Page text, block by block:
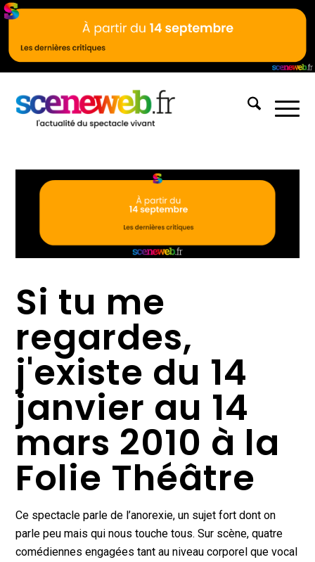
Si tu me
regardes,
j'existe du 14
janvier au 14
mars 2010 à la
Folie Théâtre
Ce spectacle parle de l’anorexie, un sujet fort dont on
parle peu mais qui nous touche tous. Sur scène, quatre
comédiennes engagées tant au niveau corporel que vocal